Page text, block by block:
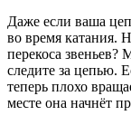
Даже если ваша
во время катания.
перекоса звеньев?
следите за цепью.
теперь плохо
месте она начнёт